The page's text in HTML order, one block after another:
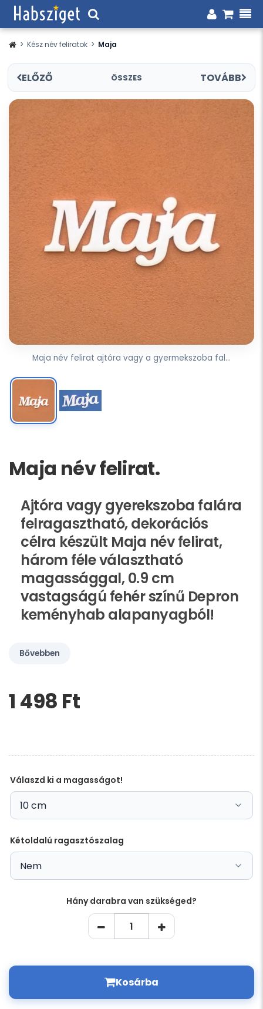
> Kész név feliratok > Maja
ELŐZŐ ÖSSZES TOVÁBB
Maja név felirat ajtóra vagy a gyermekszoba fal...
Maja név felirat.
Ajtóra vagy gyerekszoba falára
felragasztható, dekorációs
célra készült Maja név felirat,
három féle választható
magassággal, 0.9 cm
vastagságú fehér színű Depron
keményhab alapanyagból!
Bővebben
Kérem,
hagyja
1 498 Ft‎
Válaszd ki a magasságot!
Kétoldalú ragasztószalag
Hány darabra van szükséged?
Kosárba